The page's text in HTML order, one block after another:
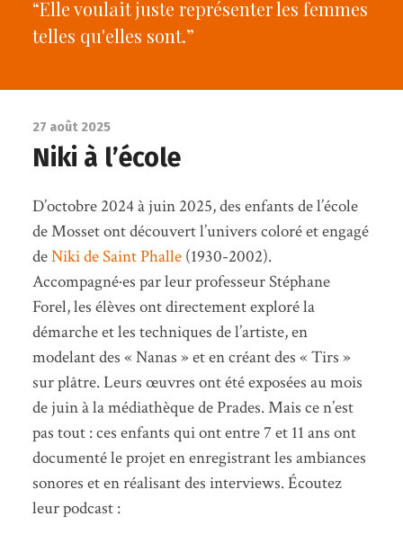
“Elle voulait juste représenter les femmes
telles qu'elles sont.”
27 août 2025
Niki à l’école
D’octobre 2024 à juin 2025, des enfants de l’école
de Mosset ont découvert l’univers coloré et engagé
deNiki de Saint Phalle(1930-2002).
Accompagné·es par leur professeur Stéphane
Forel, les élèves ont directement exploré la
démarche et les techniques de l’artiste, en
modelant des « Nanas » et en créant des « Tirs »
sur plâtre. Leurs œuvres ont été exposées au mois
de juin à la médiathèque de Prades. Mais ce n’est
pas tout : ces enfants qui ont entre 7 et 11 ans ont
documenté le projet en enregistrant les ambiances
sonores et en réalisant des interviews. Écoutez
leur podcast :